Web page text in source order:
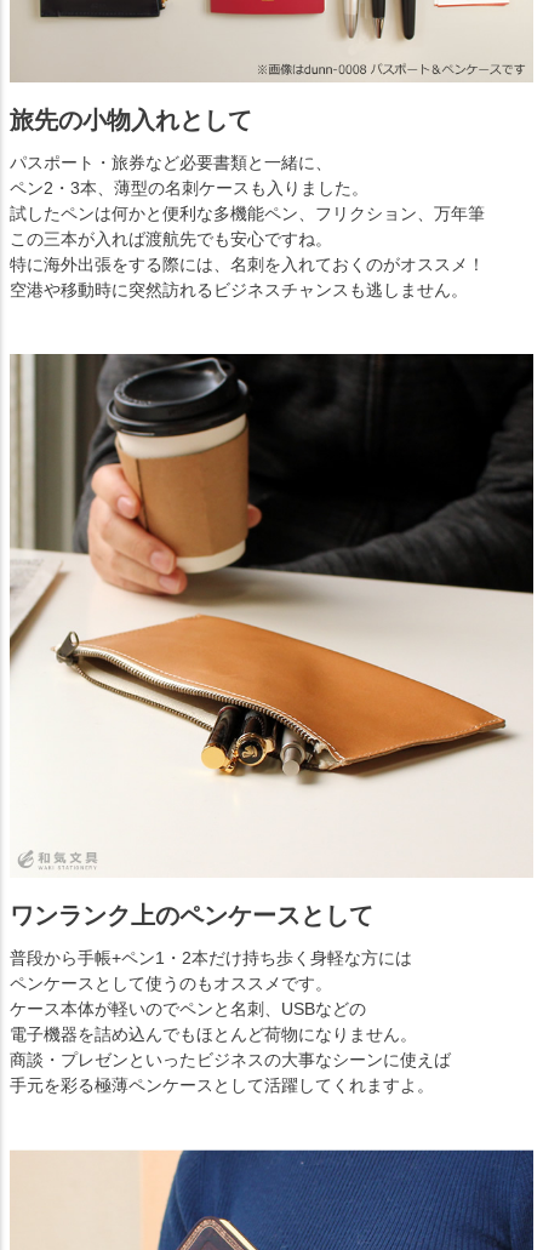
旅先の小物入れとして
パスポート・旅券など必要書類と一緒に、
ペン2・3本、薄型の名刺ケースも入りました。
試したペンは何かと便利な多機能ペン、フリクション、万年筆
この三本が入れば渡航先でも安心ですね。
特に海外出張をする際には、名刺を入れておくのがオススメ！
空港や移動時に突然訪れるビジネスチャンスも逃しません。
ワンランク上のペンケースとして
普段から手帳+ペン1・2本だけ持ち歩く身軽な方には
ペンケースとして使うのもオススメです。
ケース本体が軽いのでペンと名刺、USBなどの
電子機器を詰め込んでもほとんど荷物になりません。
商談・プレゼンといったビジネスの大事なシーンに使えば
手元を彩る極薄ペンケースとして活躍してくれますよ。